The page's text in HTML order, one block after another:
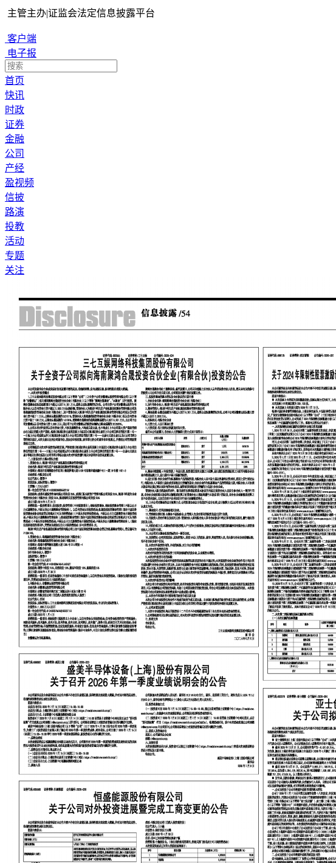
主管主办|证监会法定信息披露平台
客户端
电子报
首页
快讯
时政
证券
金融
公司
产经
盈视频
信披
路演
投教
活动
专题
关注